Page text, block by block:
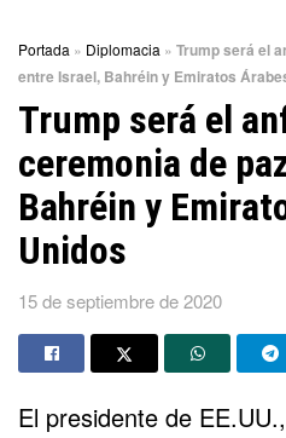
Portada » Diplomacia » Trump será el
entre Israel, Bahréin y Emiratos
Trump será el
ceremonia de
Bahréin y
Unidos
15 de septiembre de 2020
El presidente de